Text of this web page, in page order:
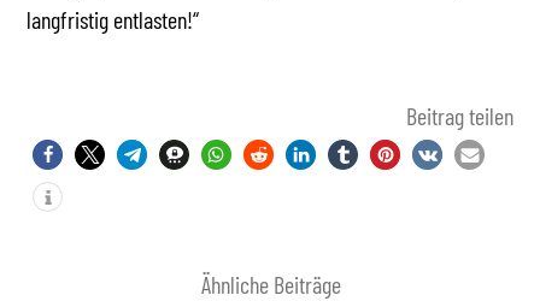
langfristig entlasten!“
Beitrag teilen
Ähnliche Beiträge